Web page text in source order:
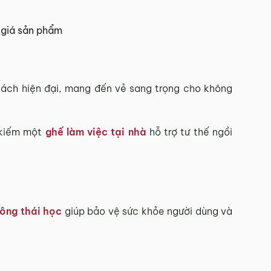
sản phẩm
hiện đại, mang đến vẻ sang trọng cho không
một ghế làm việc tại nhà hỗ trợ tư thế ngồi
thái học giúp bảo vệ sức khỏe người dùng và
Tết.
Minh.
báo phí giao hàng cụ thể.
hàng theo từng khu vực.
giao hàng.